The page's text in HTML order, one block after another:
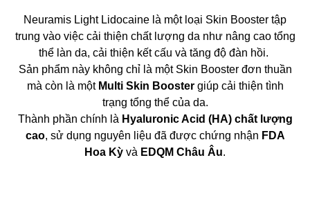
Neuramis Light Lidocaine là một loại Skin Booster tập
trung vào việc cải thiện chất lượng da như nâng cao tổng
thể làn da, cải thiện kết cấu và tăng độ đàn hồi.
Sản phẩm này không chỉ là một Skin Booster đơn thuần
mà còn là một Multi Skin Boostergiúp cải thiện tình
trạng tổng thể của da.
Thành phần chính là Hyaluronic Acid (HA) chất lượng
cao, sử dụng nguyên liệu đã được chứng nhận FDA
Hoa Kỳ và EDQM Châu Âu.